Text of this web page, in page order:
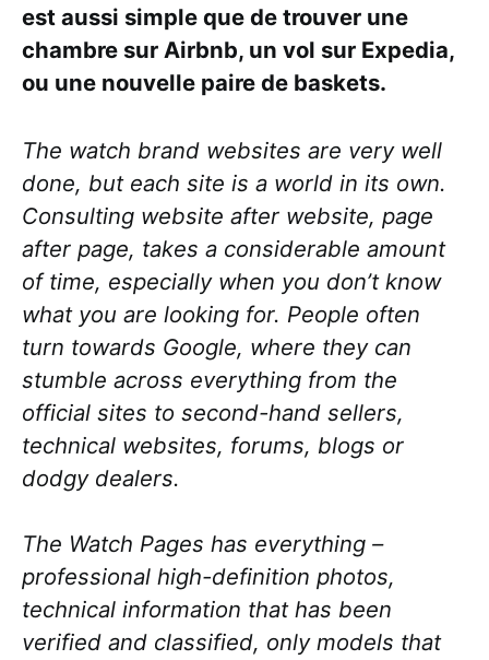
est aussi simple que de trouver une
chambre sur Airbnb, un vol sur Expedia,
ou une nouvelle paire de baskets.
The watch brand websites are very well
done, but each site is a world in its own.
Consulting website after website, page
after page, takes a considerable amount
of time, especially when you don’t know
what you are looking for. People often
turn towards Google, where they can
stumble across everything from the
official sites to second-hand sellers,
technical websites, forums, blogs or
dodgy dealers.
The Watch Pages has everything –
professional high-definition photos,
technical information that has been
verified and classified, only models that